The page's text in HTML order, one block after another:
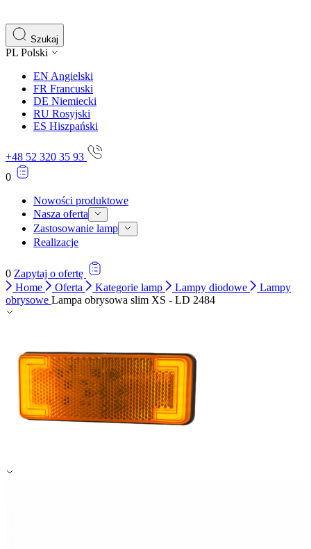
Szukaj
PL Polski
EN Angielski
FR Francuski
DE Niemiecki
RU Rosyjski
ES Hiszpański
+48 52 320 35 93
0
Nowości produktowe
Nasza oferta
Zastosowanie lamp
Realizacje
0 Zapytaj o ofertę
Home
Oferta Kategorie lamp Lampy diodowe
Lampy
obrysowe Lampa obrysowa slim XS - LD 2484
istotne i interesujące dla poszczególnych użytkowników
Nieklasyfikowane
Nieklasyfikowane pliki cookie, to pliki, które są w